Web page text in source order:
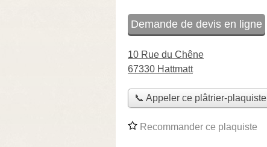
Demande de devis en ligne
10 Rue du Chêne
67330 Hattmatt
📞 Appeler ce plâtrier-plaquiste
Recommander ce plaquiste